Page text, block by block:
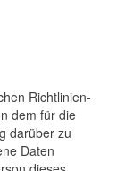
Richtlinien-
dem für die
darüber zu
Daten